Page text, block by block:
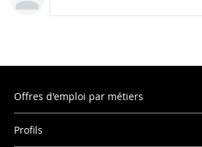
Offres d'emploi par métiers
Profils